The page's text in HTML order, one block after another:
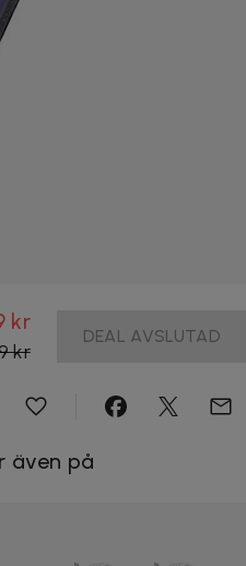
kr
kr
DEAL AVSLUTAD
även på